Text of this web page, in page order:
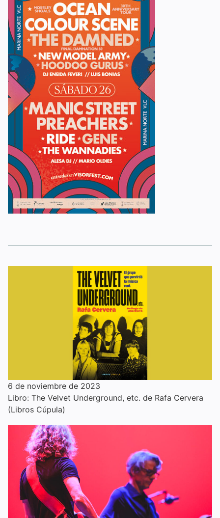
6 de noviembre de 2023
Libro: The Velvet Underground, etc. de Rafa Cervera
(Libros Cúpula)